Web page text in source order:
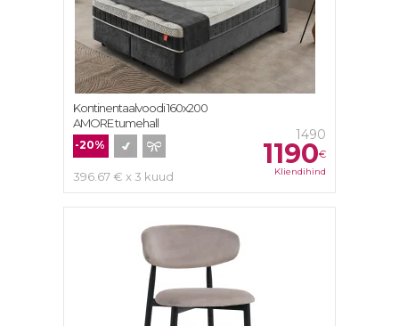
1490
1190€
Kliendihind
-20%
396.67 € x 3 kuud
Kontinentaalvoodi 160х200
AMORE tumehall